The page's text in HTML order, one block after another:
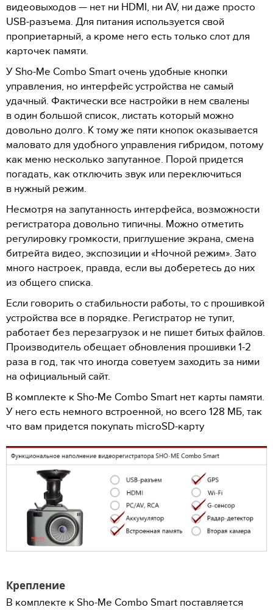
видеовыходов — нет ни HDMI, ни AV, ни даже просто
USB-разъема. Для питания используется свой
проприетарный, а кроме него есть только слот для
карточек памяти.
У Sho-Me Combo Smart очень удобные кнопки
управления, но интерфейс устройства не самый
удачный. Фактически все настройки в нем свалены
в один большой список, листать который можно
довольно долго. К тому же пяти кнопок оказывается
маловато для удобного управления гибридом, потому
как меню несколько запутанное. Порой придется
погадать, как отключить звук или переключиться
в нужный режим.
Несмотря на запутанность интерфейса, возможности
регистратора довольно типичны. Можно отметить
регулировку громкости, приглушение экрана, смена
битрейта видео, экспозиции и «Ночной режим». Зато
много настроек, правда, если вы доберетесь до них
из общего списка.
Если говорить о стабильности работы, то с прошивкой
устройства все в порядке. Регистратор не тупит,
работает без перезагрузок и не пишет битых файлов.
Производитель обещает обновления прошивки 1-2
раза в год, так что иногда советуем заходить за ними
на официальный сайт.
В комплекте к Sho-Me Combo Smart нет карты памяти.
У него есть немного встроенной, но всего 128 МБ, так
что вам придется покупать microSD-карту
Крепление
В комплекте к Sho-Me Combo Smart поставляется